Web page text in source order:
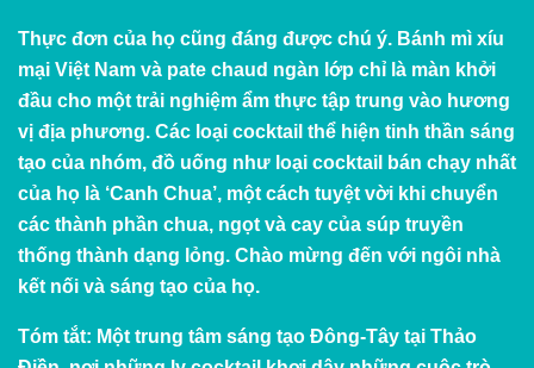
Thực đơn của họ cũng đáng được chú ý. Bánh mì xíu
mại Việt Nam và pate chaud ngàn lớp chỉ là màn khởi
đầu cho một trải nghiệm ẩm thực tập trung vào hương
vị địa phương. Các loại cocktail thể hiện tinh thần sáng
tạo của nhóm, đồ uống như loại cocktail bán chạy nhất
của họ là ‘Canh Chua’, một cách tuyệt vời khi chuyển
các thành phần chua, ngọt và cay của súp truyền
thống thành dạng lỏng. Chào mừng đến với ngôi nhà
kết nối và sáng tạo của họ.
Tóm tắt: Một trung tâm sáng tạo Đông-Tây tại Thảo